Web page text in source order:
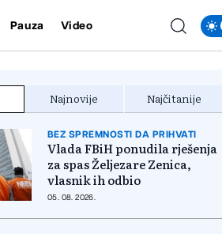
Pauza Video
Najnovije Najčitanije
BEZ SPREMNOSTI DA PRIHVATI
Vlada FBiH ponudila rješenja
za spas Željezare Zenica,
vlasnik ih odbio
05. 08. 2026.